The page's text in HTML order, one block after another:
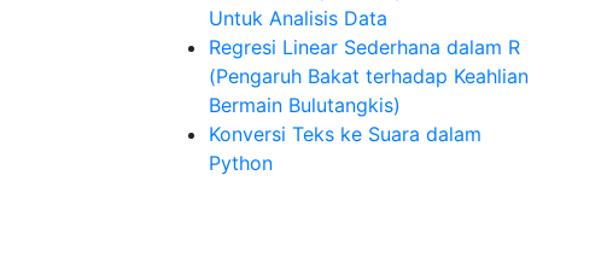
Untuk Analisis Data
Regresi Linear Sederhana dalam R
(Pengaruh Bakat terhadap Keahlian
Bermain Bulutangkis)
Konversi Teks ke Suara dalam
Python